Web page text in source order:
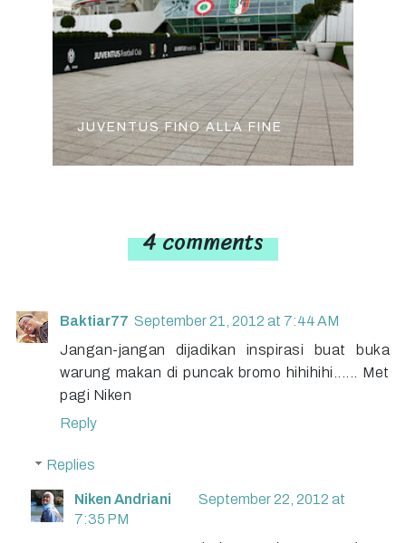
JUVENTUS FINO ALLA FINE
4 comments
Baktiar77 September 21, 2012 at 7:44 AM
Jangan-jangan dijadikan inspirasi buat buka
warung makan di puncak bromo hihihihi...... Met
pagi Niken
Reply
Replies
Niken Andriani
September 22, 2012 at
7:35 PM